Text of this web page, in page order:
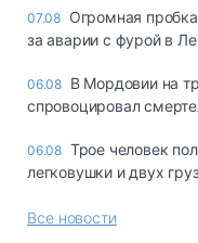
07.08 Огромная
за аварии с фурой в
06.08 В Мордовии на
спровоцировал
06.08 Трое человек
легковушки и двух
Все новости